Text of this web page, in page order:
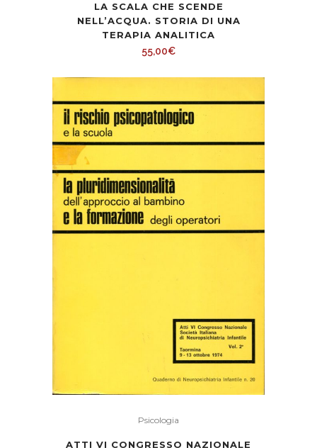
LA SCALA CHE SCENDE
NELL’ACQUA. STORIA DI UNA
TERAPIA ANALITICA
55,00€
Psicologia
ATTI VI CONGRESSO NAZIONALE